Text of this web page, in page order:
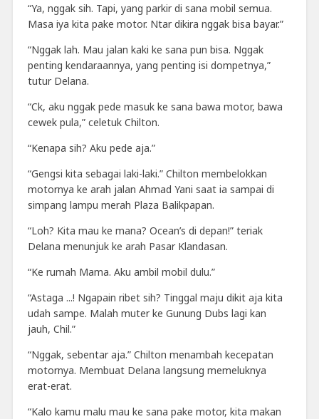
“Ya, nggak sih. Tapi, yang parkir di sana mobil semua.
Masa iya kita pake motor. Ntar dikira nggak bisa bayar.”
“Nggak lah. Mau jalan kaki ke sana pun bisa. Nggak
penting kendaraannya, yang penting isi dompetnya,”
tutur Delana.
“Ck, aku nggak pede masuk ke sana bawa motor, bawa
cewek pula,” celetuk Chilton.
“Kenapa sih? Aku pede aja.”
“Gengsi kita sebagai laki-laki.” Chilton membelokkan
motornya ke arah jalan Ahmad Yani saat ia sampai di
simpang lampu merah Plaza Balikpapan.
“Loh? Kita mau ke mana? Ocean’s di depan!” teriak
Delana menunjuk ke arah Pasar Klandasan.
“Ke rumah Mama. Aku ambil mobil dulu.”
“Astaga ...! Ngapain ribet sih? Tinggal maju dikit aja kita
udah sampe. Malah muter ke Gunung Dubs lagi kan
jauh, Chil.”
“Nggak, sebentar aja.” Chilton menambah kecepatan
motornya. Membuat Delana langsung memeluknya
erat-erat.
“Kalo kamu malu mau ke sana pake motor, kita makan